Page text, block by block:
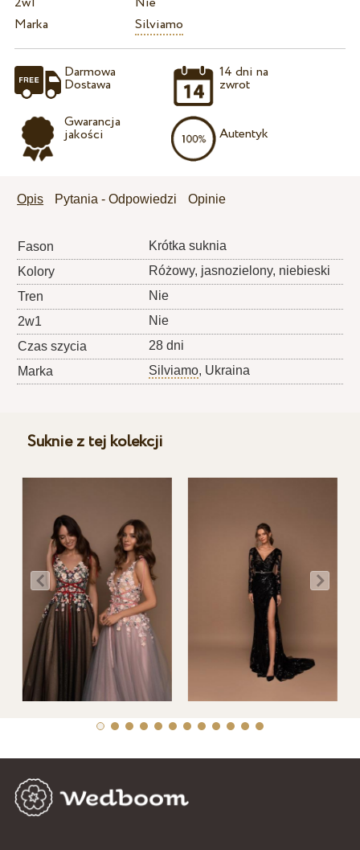
Marka
Silviamo
Darmowa
Dostawa
Gwarancja
jakości
14 dni na
zwrot
Autentyk
Opis Pytania - Odpowiedzi Opinie
Fason
Krótka suknia
Kolory
Różowy, jasnozielony, niebieski
Tren
Nie
2w1
Nie
Czas szycia
28 dni
Marka
Silviamo, Ukraina
Suknie z tej kolekcji